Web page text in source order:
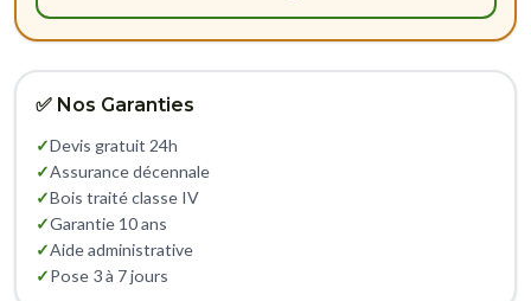
✅ Nos Garanties
✓Devis gratuit 24h
✓Assurance décennale
✓Bois traité classe IV
✓Garantie 10 ans
✓Aide administrative
✓Pose 3 à 7 jours